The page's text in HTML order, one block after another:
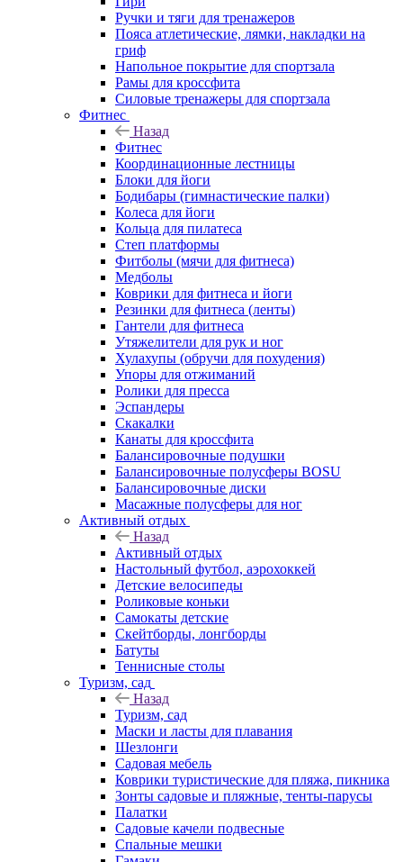
Ручки и тяги для тренажеров
Пояса атлетические, лямки, накладки на
гриф
Напольное покрытие для спортзала
Рамы для кроссфита
Силовые тренажеры для спортзала
Фитнес
Назад
Фитнес
Координационные лестницы
Блоки для йоги
Бодибары (гимнастические палки)
Колеса для йоги
Кольца для пилатеса
Степ платформы
Фитболы (мячи для фитнеса)
Медболы
Коврики для фитнеса и йоги
Резинки для фитнеса (ленты)
Гантели для фитнеса
Утяжелители для рук и ног
Хулахупы (обручи для похудения)
Упоры для отжиманий
Ролики для пресса
Эспандеры
Скакалки
Канаты для кроссфита
Балансировочные подушки
Балансировочные полусферы BOSU
Балансировочные диски
Масажные полусферы для ног
Активный отдых
Назад
Активный отдых
Настольный футбол, аэрохоккей
Детские велосипеды
Роликовые коньки
Самокаты детские
Скейтборды, лонгборды
Батуты
Теннисные столы
Туризм, сад
Назад
Туризм, сад
Маски и ласты для плавания
Шезлонги
Садовая мебель
Коврики туристические для пляжа, пикника
Зонты садовые и пляжные, тенты-парусы
Палатки
Садовые качели подвесные
Спальные мешки